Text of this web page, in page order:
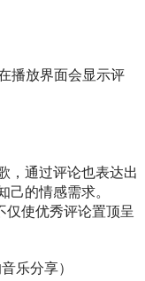
播放界面会显示评
，通过评论也表达出
己的情感需求。
仅使优秀评论置顶呈
乐分享）